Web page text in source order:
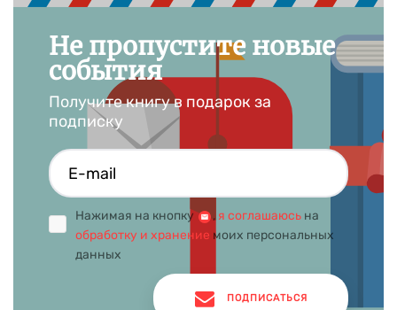
Не пропустите новые
события
Получите книгу в подарок за
подписку
Нажимая на кнопку , я соглашаюсь на
обработку и хранение моих персональных
данных
ПОДПИСАТЬСЯ